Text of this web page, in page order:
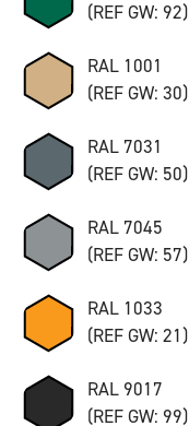
(REF GW: 92)
RAL 1001
(REF GW: 30)
RAL 7031
(REF GW: 50)
RAL 7045
(REF GW: 57)
RAL 1033
(REF GW: 21)
RAL 9017
(REF GW: 99)